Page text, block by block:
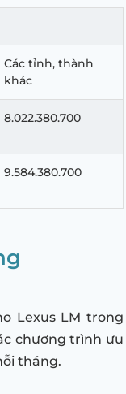
Các tỉnh, thành
khác
8.022.380.700
9.584.380.700
Lexus LM trong
chương trình ưu
tháng.